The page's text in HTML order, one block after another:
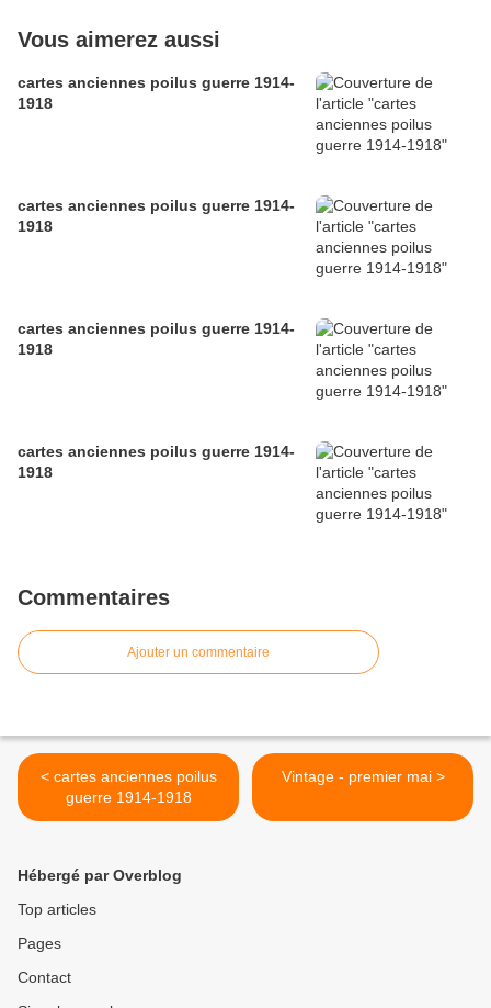
Vous aimerez aussi
cartes anciennes poilus guerre 1914-
1918
cartes anciennes poilus guerre 1914-
1918
cartes anciennes poilus guerre 1914-
1918
cartes anciennes poilus guerre 1914-
1918
Commentaires
Ajouter un commentaire
< cartes anciennes poilus
guerre 1914-1918
Vintage - premier mai >
Hébergé par Overblog
Top articles
Pages
Contact